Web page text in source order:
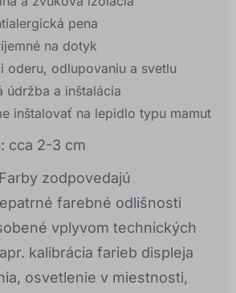
pena
na dotyk
oderu, odlupovaniu a svetlu
údržba a inštalácia
inštalovať na lepidlo typu mamut
: cca 2-3 cm
Farby zodpovedajú
farebné odlišnosti
vplyvom technických
kalibrácia farieb displeja
osvetlenie v miestnosti,